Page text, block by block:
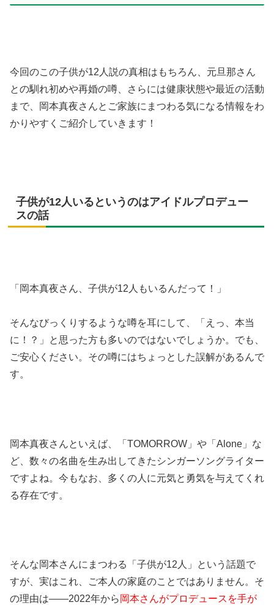
今回のこの子供が12人説の真相はもちろん、元旦那さん
との馴れ初めや再婚の噂、さらには健康状態や最近の活動
まで、岡本真夜さんとご家族にまつわる気になる情報をわ
かりやすくご紹介していきます！
子供が12人いるというのはアイドルプロデュー
スの話
「岡本真夜さん、子供が12人もいるんだって！」
そんなびっくりするような噂を耳にして、「えっ、本当
に！？」と思った方も多いのではないでしょうか。でも、
ご安心ください。その噂にはちょっとした誤解があるんで
す。
岡本真夜さんといえば、「TOMORROW」や「Alone」な
ど、数々の名曲を生み出してきたシンガーソングライター
ですよね。今もなお、多くの人に元気と勇気を与えてくれ
る存在です。
そんな岡本さんにまつわる「子供が12人」という話題で
すが、実はこれ、ご本人の家庭のことではありません。そ
の理由は――2022年から 岡本さんがプロデュースを手が